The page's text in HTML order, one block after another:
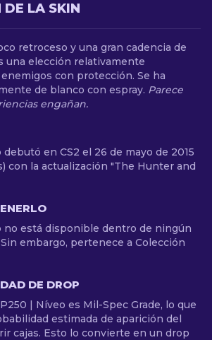
DE LA SKIN
retroceso y una gran cadencia de
una elección relativamente
con protección. Se ha
de blanco con espray. Parece
engañan.
en CS2 el 26 de mayo de 2015
con la actualización "The Hunter and
no está disponible dentro de ningún
embargo, pertenece a Colección
DE DROP
| Níveo es Mil-Spec Grade, lo que
estimada de aparición del
cajas. Esto lo convierte en un drop